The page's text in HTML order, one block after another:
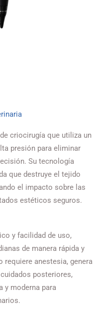
criocirugía que utiliza un
presión para eliminar
Su tecnología
que destruye el tejido
el impacto sobre las
estéticos seguros.
y facilidad de uso,
de manera rápida y
anestesia, genera
posteriores,
y moderna para